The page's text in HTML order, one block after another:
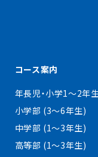
コース案内
年長児・小学1〜2年
小学部 (3〜6年生)
中学部 (1〜3年生)
高等部 (1〜3年生)